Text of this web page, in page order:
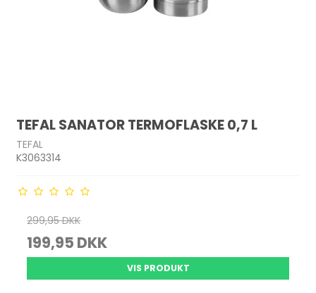
TEFAL SANATOR TERMOFLASKE 0,7 L
TEFAL
K3063314
299,95 DKK
199,95 DKK
VIS PRODUKT